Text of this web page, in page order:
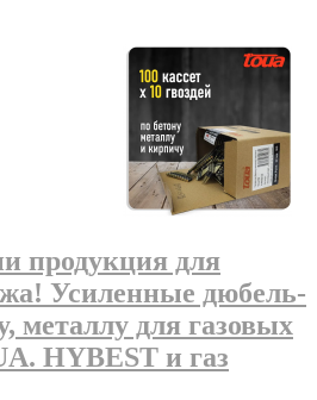
продукция для
Усиленные дюбель-
металлу для газовых
HYBEST и газ